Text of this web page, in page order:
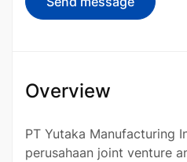
Overview
PT Yutaka Manufacturing
perusahaan joint venture